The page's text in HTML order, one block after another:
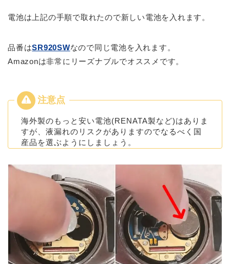
電池は上記の手順で取れたので新しい電池を入れます。
品番はSR920SWなので同じ電池を入れます。
Amazonは非常にリーズナブルでオススメです。
海外製のもっと安い電池(RENATA製など)はありま
すが、液漏れのリスクがありますのでなるべく国
産品を選ぶようにしましょう。